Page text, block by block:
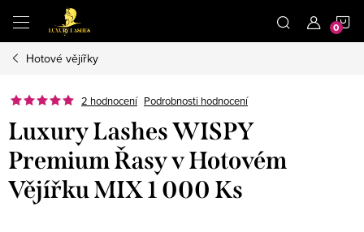
obsah
Hotové vějířky
2 hodnocení Podrobnosti hodnocení
Luxury Lashes WISPY
Premium Řasy v Hotovém
Vějířku MIX 1 000 Ks